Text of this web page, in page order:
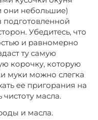
они небольшие)
подготовленной
Убедитесь, что
и равномерно
ту самую
корочку, которую
муки можно слегка
ее пригорания на
масла.
и масла.